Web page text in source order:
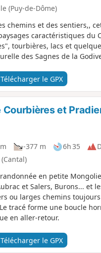
(Puy-de-Dôme)
chemins et des sentiers,,
caractéristiques du
tourbières, lacs et
des Sagnes de la
Télécharger le GPX
et
-377 m 6h 35
en petite
et Salers, Burons... et
ou larges chemins
tracé forme une boucle
en aller-retour.
Télécharger le GPX